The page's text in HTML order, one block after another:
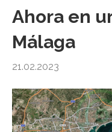
Ahora en
Málaga
21.02.2023